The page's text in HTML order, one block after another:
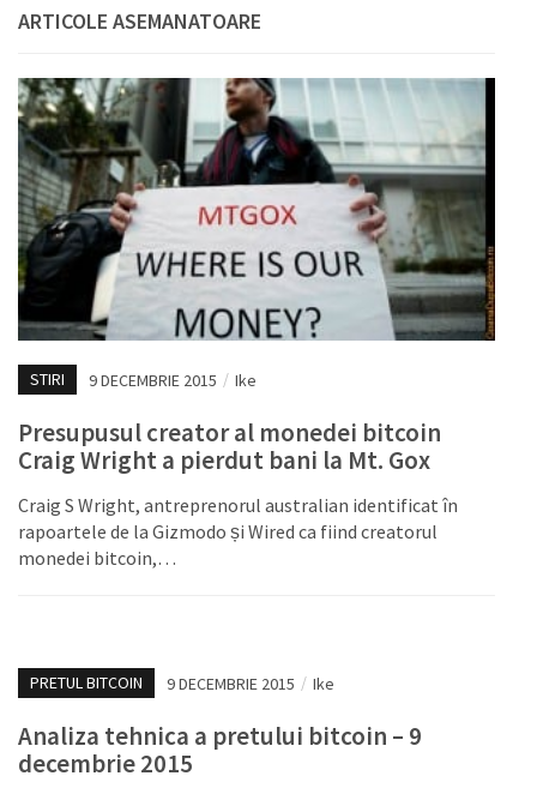
ARTICOLE ASEMANATOARE
STIRI 9 DECEMBRIE 2015 / Ike
Presupusul creator al monedei bitcoin
Craig Wright a pierdut bani la Mt. Gox
Craig S Wright, antreprenorul australian identificat în
rapoartele de la Gizmodo și Wired ca fiind creatorul
monedei bitcoin,…
PRETUL BITCOIN 9 DECEMBRIE 2015 / Ike
Analiza tehnica a pretului bitcoin – 9
decembrie 2015